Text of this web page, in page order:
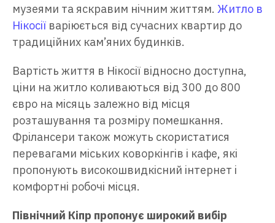
музеями та яскравим нічним життям. Житло в
Нікосії варіюється від сучасних квартир до
традиційних кам’яних будинків.
Вартість життя в Нікосії відносно доступна,
ціни на житло коливаються від 300 до 800
євро на місяць залежно від місця
розташування та розміру помешкання.
Фрілансери також можуть скористатися
перевагами міських коворкінгів і кафе, які
пропонують високошвидкісний інтернет і
комфортні робочі місця.
Північний Кіпр пропонує широкий вибір